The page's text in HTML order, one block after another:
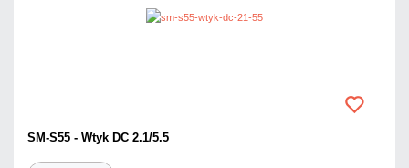
SM-S55 - Wtyk DC 2.1/5.5